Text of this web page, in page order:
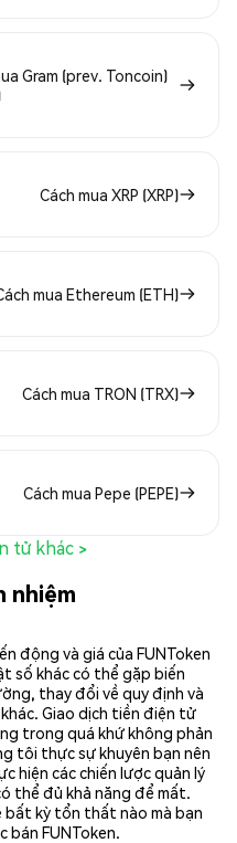
Gram (prev. Toncoin)
Cách mua XRP (XRP)
mua Ethereum (ETH)
Cách mua TRON (TRX)
Cách mua Pepe (PEPE)
tử khác >
nhiệm
động và giá của FUNToken
số khác có thể gặp biến
thay đổi về quy định và
Giao dịch tiền điện tử
trong quá khứ không phản
tôi thực sự khuyên bạn nên
hiện các chiến lược quản lý
thể đủ khả năng để mất.
bất kỳ tổn thất nào mà bạn
bán FUNToken.